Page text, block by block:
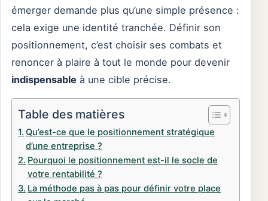
émerger demande plus qu’une simple présence :
cela exige une identité tranchée. Définir son
positionnement, c’est choisir ses combats et
renoncer à plaire à tout le monde pour devenir
indispensable à une cible précise.
Table des matières
Qu’est-ce que le positionnement stratégique
d’une entreprise ?
Pourquoi le positionnement est-il le socle de
votre rentabilité ?
La méthode pas à pas pour définir votre place